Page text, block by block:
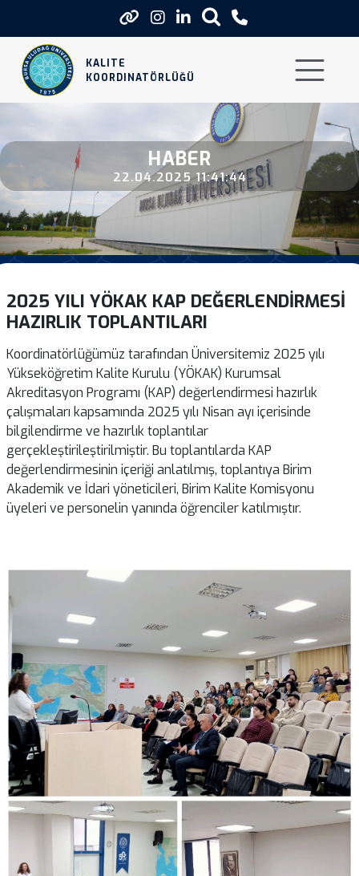
KALITE
KOORDINATÖRLÜĞÜ
2025 Yili Yokak Kap
HABER
22.04.2025 11:41:44
2025 YILI YÖKAK KAP DEĞERLENDIRMESI
HAZIRLIK TOPLANTILARI
Koordinatörlüğümüz tarafından Üniversitemiz 2025 yılı
Yükseköğretim Kalite Kurulu (YÖKAK) Kurumsal
Akreditasyon Programı (KAP) değerlendirmesi hazırlık
çalışmaları kapsamında 2025 yılı Nisan ayı içerisinde
bilgilendirme ve hazırlık toplantılar
gerçekleştirileştirilmiştir. Bu toplantılarda KAP
değerlendirmesinin içeriği anlatılmış, toplantıya Birim
Akademik ve İdari yöneticileri, Birim Kalite Komisyonu
üyeleri ve personelin yanında öğrenciler katılmıştır.